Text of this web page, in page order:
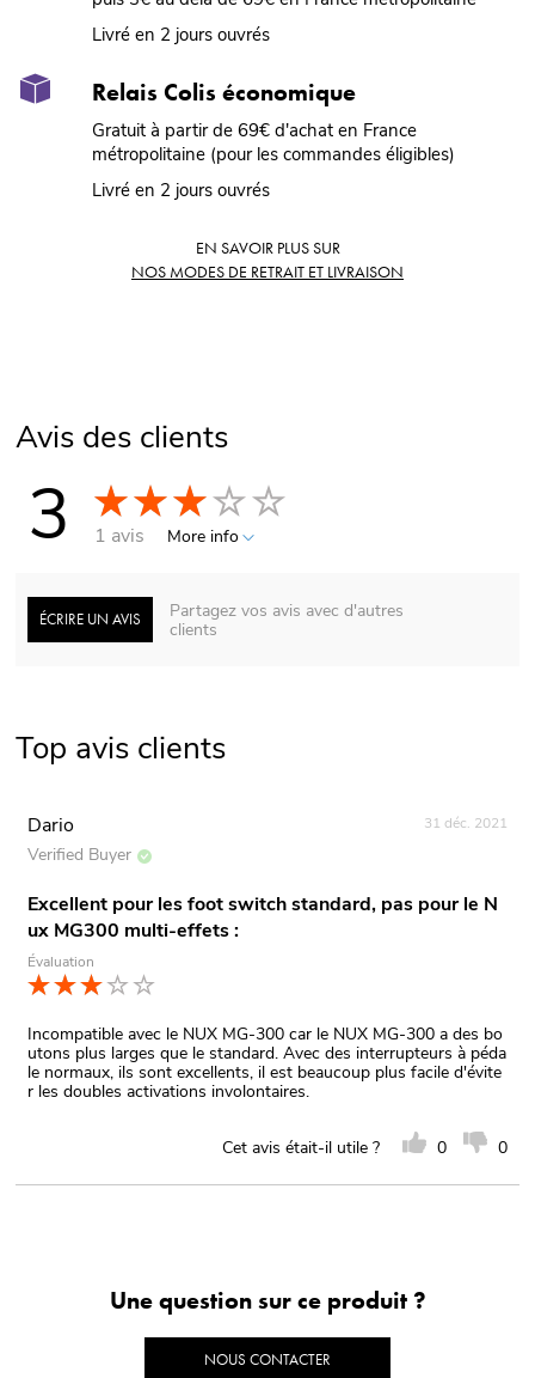
Livré en 2 jours ouvrés
Relais Colis économique
Gratuit à partir de 69€ d'achat en France
métropolitaine (pour les commandes éligibles)
Livré en 2 jours ouvrés
EN SAVOIR PLUS SUR
NOS MODES DE RETRAIT ET LIVRAISON
Avis des clients
3 1 avis More info
ÉCRIRE UN AVIS
Partagez vos avis avec d'autres
clients
Top avis clients
Dario
Verified Buyer
31 déc. 2021
Excellent pour les foot switch standard, pas pour le N
ux MG300 multi-effets :
Évaluation
Incompatible avec le NUX MG-300 car le NUX MG-300 a des bo
utons plus larges que le standard. Avec des interrupteurs à péda
le normaux, ils sont excellents, il est beaucoup plus facile d'évite
r les doubles activations involontaires.
Cet avis était-il utile ? 0 0
Une question sur ce produit ?
NOUS CONTACTER